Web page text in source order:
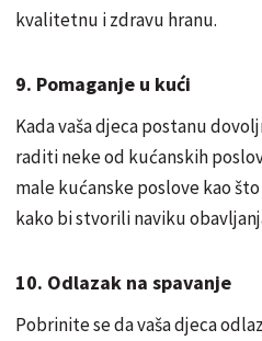
kvalitetnu i zdravu hranu.
9. Pomaganje u kući
Kada vaša djeca postanu
raditi neke od kućanskih
male kućanske poslove kao
kako bi stvorili naviku
10. Odlazak na spavanje
Pobrinite se da vaša djeca